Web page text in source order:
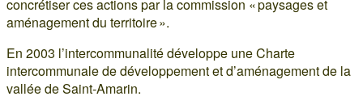
concrétiser ces actions par la commission « paysages et
aménagement du territoire ».
En 2003 l’intercommunalité développe une Charte
intercommunale de développement et d’aménagement de la
vallée de Saint-Amarin.